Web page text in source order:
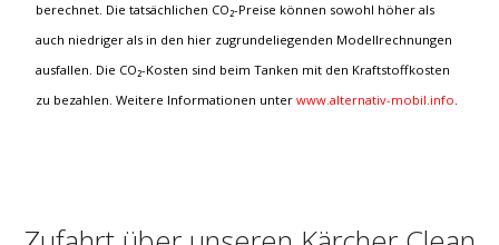
berechnet. Die tatsächlichen CO₂-Preise können sowohl höher als
auch niedriger als in den hier zugrundeliegenden Modellrechnungen
ausfallen. Die CO₂-Kosten sind beim Tanken mit den Kraftstoffkosten
zu bezahlen. Weitere Informationen unter www.alternativ-mobil.info.